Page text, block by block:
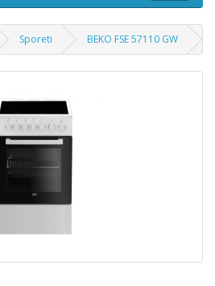
Sporeti BEKO FSE 57110 GW